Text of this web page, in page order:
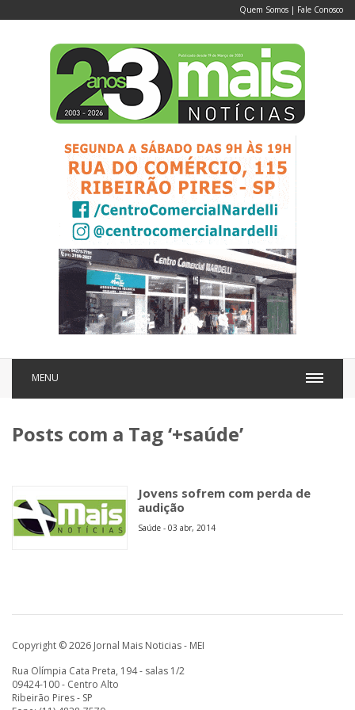
Quem Somos | Fale Conosco
MENU
Posts com a Tag ‘+saúde’
Jovens sofrem com perda de
audição
Saúde - 03 abr, 2014
Copyright © 2026 Jornal Mais Noticias - MEI
Rua Olímpia Cata Preta, 194 - salas 1/2
09424-100 - Centro Alto
Ribeirão Pires - SP